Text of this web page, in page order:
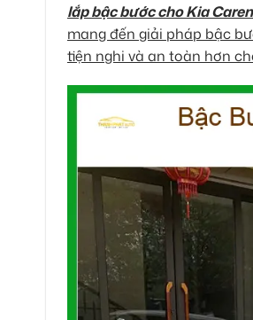
lắp bậc bước cho Kia
mang đến giải pháp bậc
tiện nghi và an toàn hơn